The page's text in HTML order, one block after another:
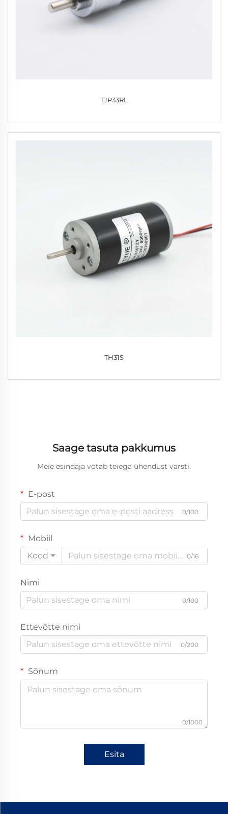
TJP33RL
TH31S
Saage tasuta pakkumus
Meie esindaja võtab teiega ühendust varsti.
E-post
0/100
Mobiil
Kood
0/16
Nimi
0/100
Ettevõtte nimi
0/200
Sõnum
0/1000
Esita